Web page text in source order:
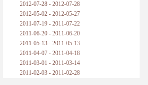
2012-07-28 - 2012-07-28
2012-05-02 - 2012-05-27
2011-07-19 - 2011-07-22
2011-06-20 - 2011-06-20
2011-05-13 - 2011-05-13
2011-04-07 - 2011-04-18
2011-03-01 - 2011-03-14
2011-02-03 - 2011-02-28